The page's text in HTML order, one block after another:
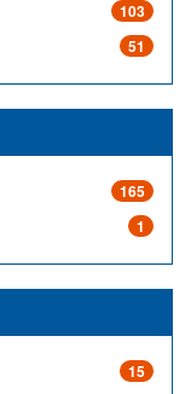
103
51
165
1
15